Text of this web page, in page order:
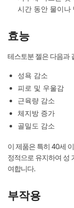
시간 동안 물이나
효능
테스토분 젤은 다음과
성욕 감소
피로 및 우울감
근육량 감소
체지방 증가
골밀도 감소
이 제품은 특히 40세
정적으로 유지하여 성
여합니다.
부작용